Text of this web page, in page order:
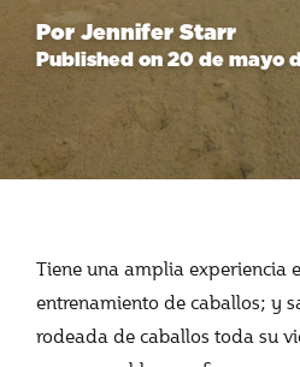
Por Jennifer Starr
Published on 20 de mayo
Tiene una amplia experiencia
entrenamiento de caballos; y
rodeada de caballos toda su